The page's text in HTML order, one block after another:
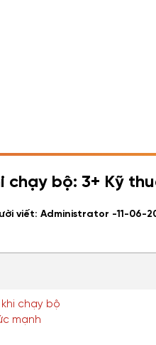
chạy bộ: 3+ Kỹ
viết: Administrator -11-06-
chạy bộ
mạnh